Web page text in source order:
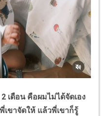
อน คือผมไม่ได้จัดเอง
ขาจัดให้ แล้วพี่เขาก็รู้